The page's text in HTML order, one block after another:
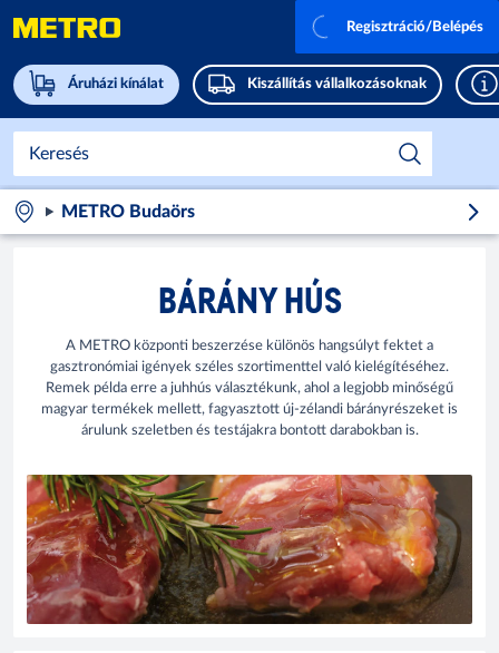
Áruházi kínálat Kiszállítás vállalkozásoknak
Regisztráció/Belépés
METRO Budaörs
BÁRÁNY HÚS
A METRO központi beszerzése különös hangsúlyt fektet a
gasztronómiai igények széles szortimenttel való kielégítéséhez.
Remek példa erre a juhhús választékunk, ahol a legjobb minőségű
magyar termékek mellett, fagyasztott új-zélandi bárányrészeket is
árulunk szeletben és testájakra bontott darabokban is.